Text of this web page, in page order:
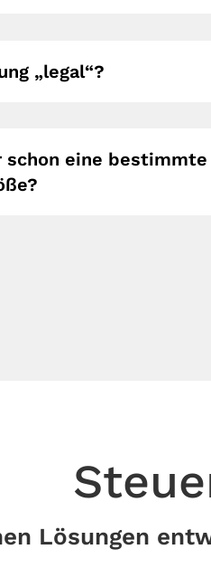
„legal“?
schon eine bestimmte
Lösungen